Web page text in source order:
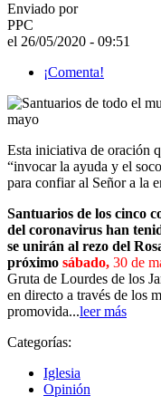
Enviado por
PPC
el 26/05/2020 - 09:51
¡Comenta!
Esta iniciativa de oración
“invocar la ayuda y el
para confiar al Señor a la
Santuarios de los cinco
del coronavirus han
se unirán al rezo del
próximo sábado, 30 de
Gruta de Lourdes de los
en directo a través de los
promovida...leer más
Categorías:
Iglesia
Opinión